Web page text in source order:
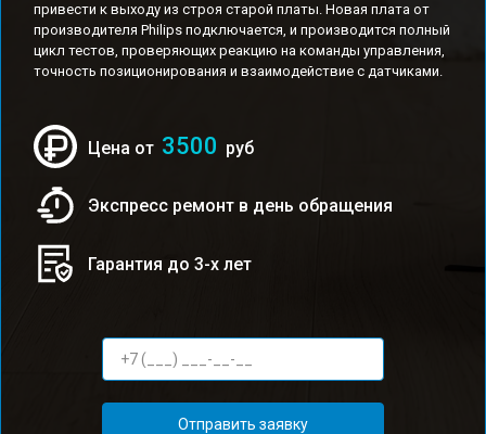
привести к выходу из строя старой платы. Новая плата от
производителя Philips подключается, и производится полный
цикл тестов, проверяющих реакцию на команды управления,
точность позиционирования и взаимодействие с датчиками.
Цена от 3500 руб
Экспресс ремонт в день обращения
Гарантия до 3-х лет
Отправить заявку